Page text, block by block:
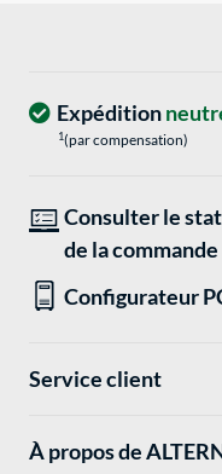
Expédition
1(par compensation)
Consulter le
de la commande
Configurateur
Service client
À propos de